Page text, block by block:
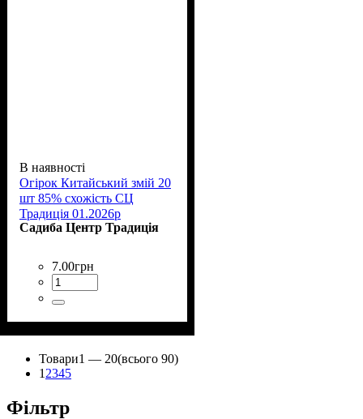
В наявності
Огірок Китайський змій 20
шт 85% схожість СЦ
Традиція 01.2026р
Садиба Центр Традиція
7.00грн
Товари1 — 20(всього 90)
1 2345
Фільтр